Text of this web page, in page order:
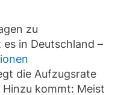
zu
in Deutschland –
die Aufzugsrate
kommt: Meist